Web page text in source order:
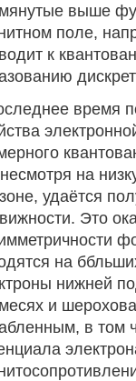
выше
поле,
к
время
на
удаётся
Это
на
нижней
и
в том